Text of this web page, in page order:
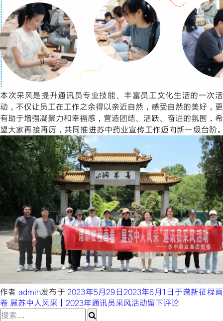
本次采风是提升通讯员专业技能、丰富员工文化生活的一次活
动，不仅让员工在工作之余得以亲近自然，感受自然的美好，更
有助于增强凝聚力和幸福感，营造团结、活跃、奋进的氛围，希
望大家再接再厉，共同推进苏中药业宣传工作迈向新一级台阶。
作者 admin发布于 2023年5月29日2023年6月1日 于谱新征程画
卷 展苏中人风采丨2023年通讯员采风活动留下评论